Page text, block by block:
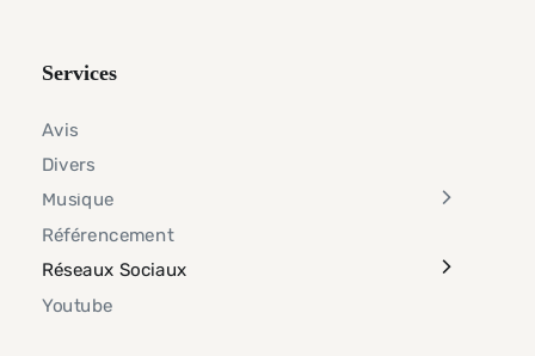
Services
Avis
Divers
Musique
Référencement
Réseaux Sociaux
Youtube